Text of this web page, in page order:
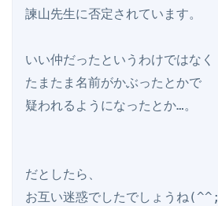
諫山先生に否定されています。
いい仲だったというわけではなく
たまたま名前がかぶったとかで
疑われるようになったとか…。
だとしたら、
お互い迷惑でしたでしょうね(^^;